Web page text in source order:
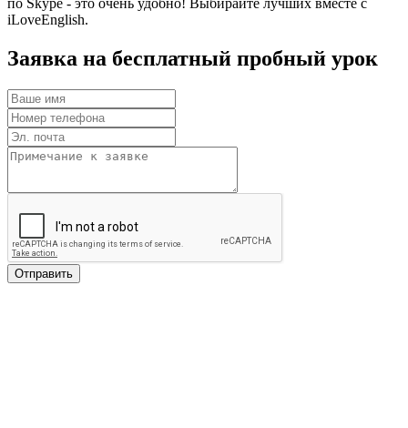
по Skype - это очень удобно! Выбирайте лучших вместе с
iLoveEnglish.
Заявка на бесплатный пробный урок